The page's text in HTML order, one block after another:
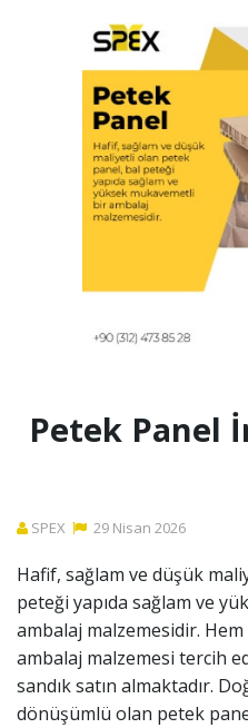
Petek Panel
SPEX 29 Nisan 2026
Hafif, sağlam ve düşük
peteği yapıda sağlam ve
ambalaj malzemesidir.
ambalaj malzemesi tercih
sandık satın almaktadır.
dönüşümlü olan petek